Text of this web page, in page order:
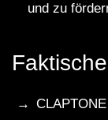
und zu